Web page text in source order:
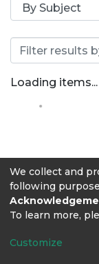
Browsing
Loading items...
We collect and
following
To learn more,
Customize